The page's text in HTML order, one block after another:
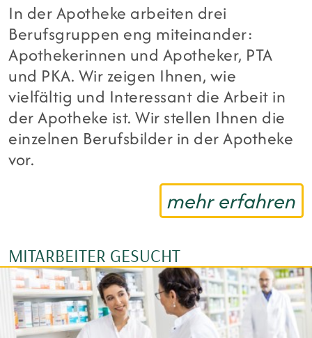
In der Apotheke arbeiten drei
Berufsgruppen eng miteinander:
Apothekerinnen und Apotheker, PTA
und PKA. Wir zeigen Ihnen, wie
vielfältig und Interessant die Arbeit in
der Apotheke ist. Wir stellen Ihnen die
einzelnen Berufsbilder in der Apotheke
vor.
mehr erfahren
MITARBEITER GESUCHT